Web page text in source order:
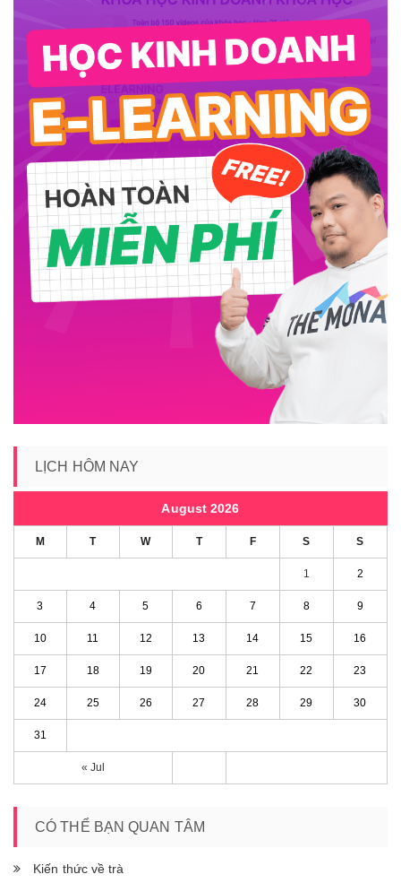
LỊCH HÔM NAY
August 2026
M T W T F S S
« Jul
1 2
3 4 5 6 7 8 9
10 11 12 13 14 15 16
17 18 19 20 21 22 23
24 25 26 27 28 29 30
31
CÓ THỂ BẠN QUAN TÂM
Kiến thức về trà